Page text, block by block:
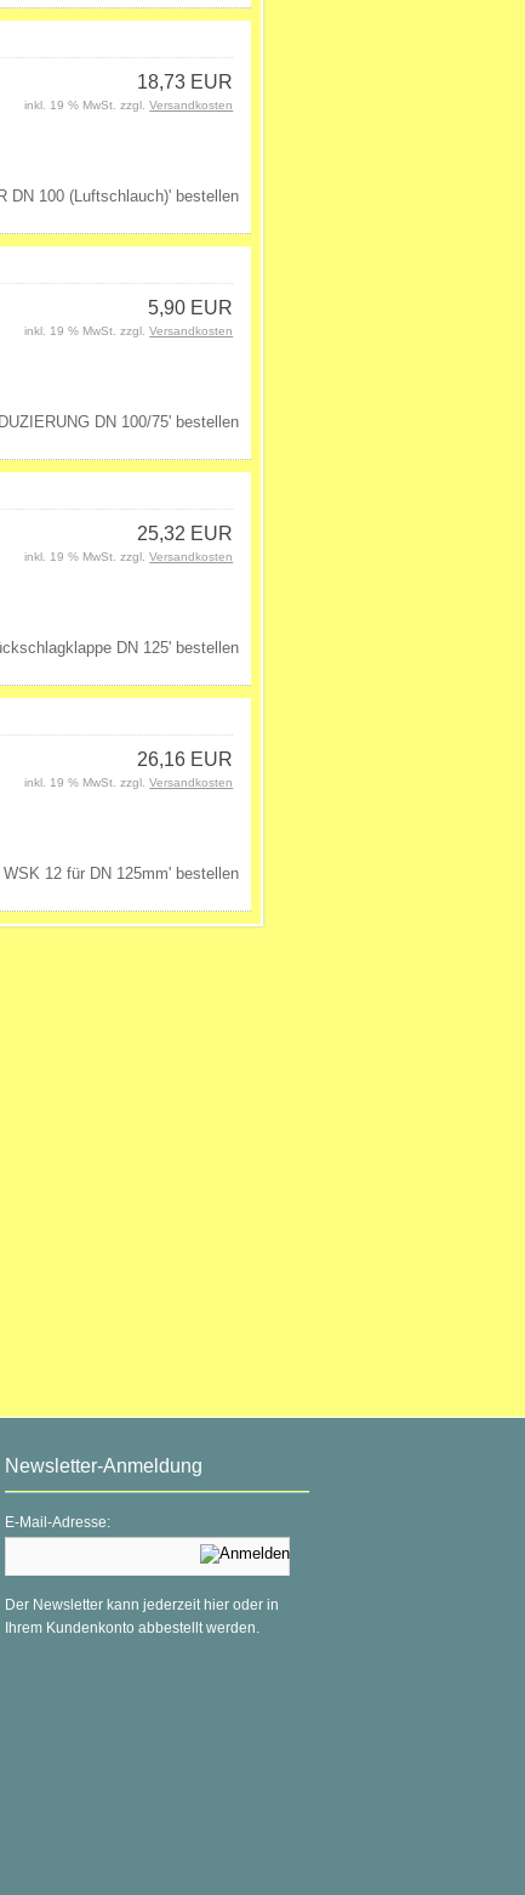
18,73 EUR
inkl. 19 % MwSt. zzgl.Versandkosten
5,90 EUR
inkl. 19 % MwSt. zzgl.Versandkosten
25,32 EUR
inkl. 19 % MwSt. zzgl.Versandkosten
26,16 EUR
inkl. 19 % MwSt. zzgl.Versandkosten
Newsletter-Anmeldung
E-Mail-Adresse:
Der Newsletter kann jederzeit hier oder in
Ihrem Kundenkonto abbestellt werden.